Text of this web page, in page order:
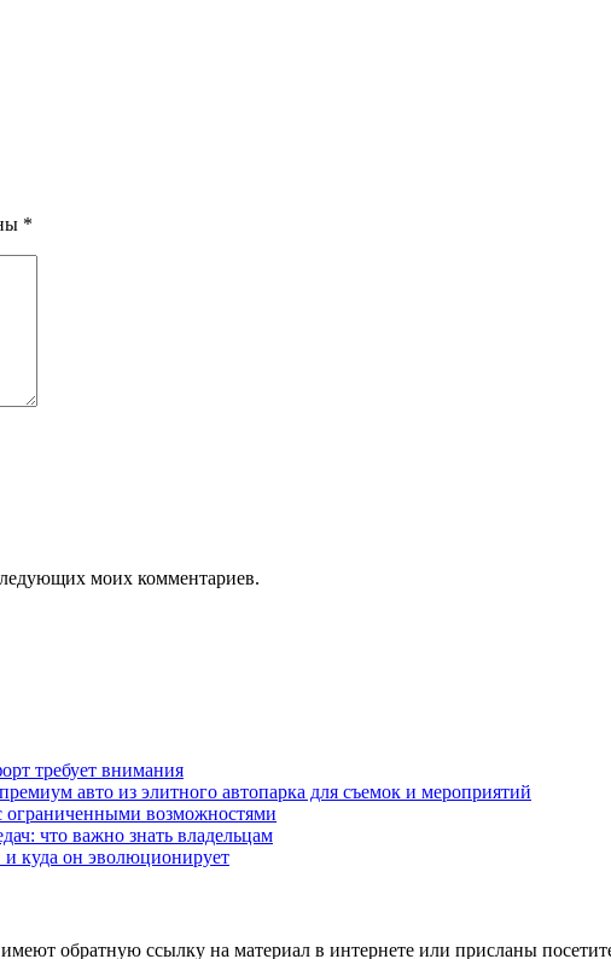
*
моих комментариев.
требует внимания
авто из элитного автопарка для съемок и мероприятий
ограниченными возможностями
что важно знать владельцам
и куда он эволюционирует
обратную ссылку на материал в интернете или присланы